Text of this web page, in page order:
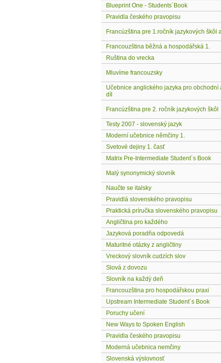
Blueprint One - Students´Book
Pravidla českého pravopisu
Francúzština pre 1.ročník jazykových škôl
Francouzština běžná a hospodářská 1.
Ruština do vrecka
Mluvíme francouzsky
Učebnice anglického jazyka pro obchodní
díl
Francúzština pre 2. ročník jazykových škôl
Testy 2007 - slovenský jazyk
Moderní učebnice němčiny 1.
Svetové dejiny 1. časť
Matrix Pre-Intermediate Student´s Book
Malý synonymický slovník
Naučte se italsky
Pravidlá slovenského pravopisu
Praktická príručka slovenského pravopisu
Angličtina pro každého
Jazyková poradňa odpovedá
Maturitné otázky z angličtiny
Vreckový slovník cudzích slov
Slová z dovozu
Slovník na každý deň
Francouzština pro hospodářskou praxi
Upstream Intermediate Student´s Book
Poruchy učení
New Ways to Spoken English
Pravidla českého pravopisu
Moderná učebnica nemčiny
Slovenská výslovnosť